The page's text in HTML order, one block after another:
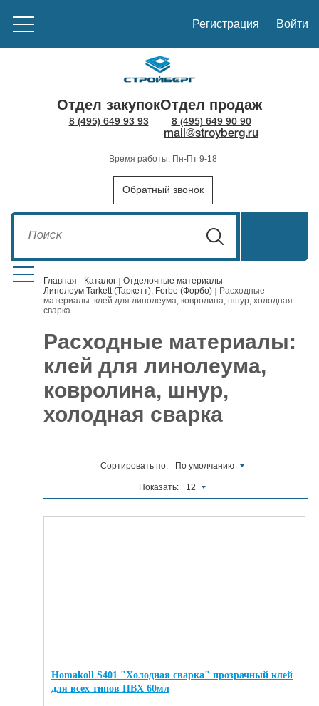
Регистрация Войти
Отдел закупок
8 (495) 649 93 93
Отдел продаж
8 (495) 649 90 90
mail@stroyberg.ru
Время работы: Пн-Пт 9-18
Обратный звонок
Стройматериалы 1908
Отделочные
материалы
5927
Инструменты 485
Сантехника,
отопление и
и Пожарное
196
освещение
Главная Каталог
Отделочные материалы
Линолеум Tarkett (Таркетт), Forbo (Форбо)
Расходные
материалы: клей для линолеума, ковролина, шнур, холодная
сварка
Расходные материалы:
клей для линолеума,
ковролина, шнур,
холодная сварка
Сортировать по: По умолчанию
Показать: 12
Homakoll S401 "Холодная сварка" прозрачный клей
для всех типов ПВХ 60мл